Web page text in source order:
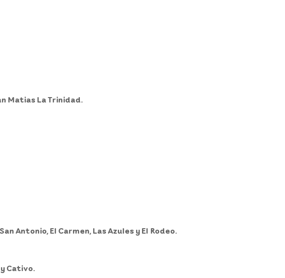
Matias La Trinidad.
Antonio, El Carmen, Las Azules y El Rodeo.
Cativo.